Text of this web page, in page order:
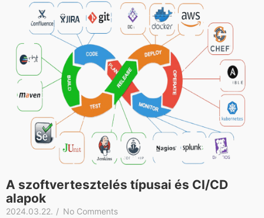
A szoftvertesztelés típusai és CI/CD
alapok
2024.03.22. / No Comments